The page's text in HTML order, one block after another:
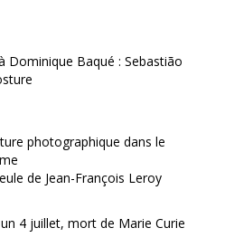
Dominique Baqué : Sebastião
photographique dans le
de Jean-François Leroy
un 4 juillet, mort de Marie Curie